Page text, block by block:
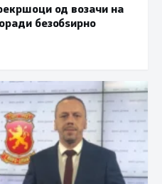
од возачи на
безобѕирно